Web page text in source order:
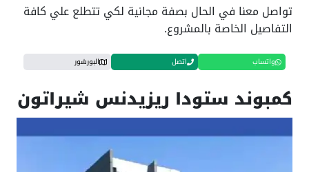
تواصل معنا في الحال بصفة مجانية لكي تتطلع علي كافة
التفاصيل الخاصة بالمشروع.
واتساب اتصل البورشور
كمبوند ستودا ريزيدنس شيراتون